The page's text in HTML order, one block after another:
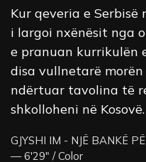
Kur qeveria e
i largoi nxënësit nga
e pranuan kurrikulën
disa vullnetarë
ndërtuar tavolina të
shkolloheni në Kosovë.
GJYSHI IM - NJË BANKË
— 6'29" / Color